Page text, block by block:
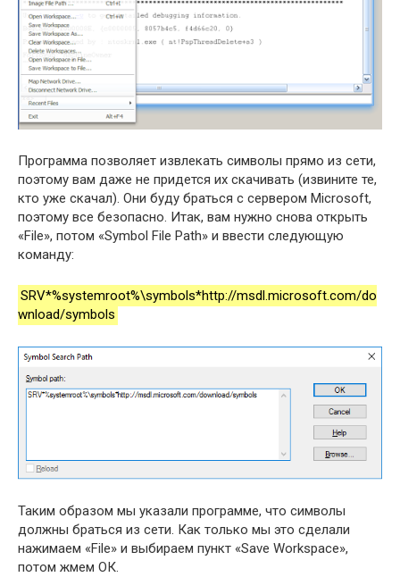
Программа позволяет извлекать символы прямо из сети,
поэтому вам даже не придется их скачивать (извините те,
кто уже скачал). Они буду браться с сервером Microsoft,
поэтому все безопасно. Итак, вам нужно снова открыть
«File», потом «Symbol File Path» и ввести следующую
команду:
SRV*%systemroot%\symbols*http://msdl.microsoft.com/do
wnload/symbols
Таким образом мы указали программе, что символы
должны браться из сети. Как только мы это сделали
нажимаем «File» и выбираем пункт «Save Workspace»,
потом жмем ОК.